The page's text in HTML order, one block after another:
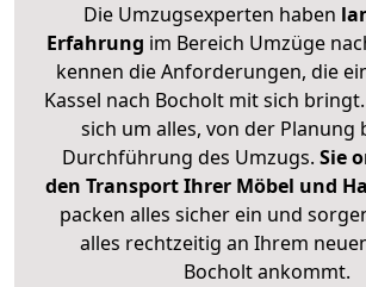
Die Umzugsexperten haben
Erfahrung im Bereich Umzüge
kennen die Anforderungen, die
Kassel nach Bocholt mit sich
sich um alles, von der Planung
Durchführung des Umzugs. Sie
den Transport Ihrer Möbel und
packen alles sicher ein und
alles rechtzeitig an Ihrem
Bocholt ankommt.